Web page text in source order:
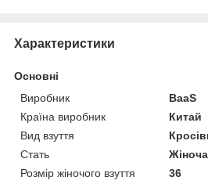
Характеристики
Основні
Виробник
BaaS
Країна виробник
Китай
Вид взуття
Стать
Жіноча
Розмір жіночого взуття
36